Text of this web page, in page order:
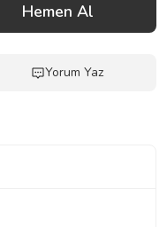
Hemen Al
Yorum Yaz